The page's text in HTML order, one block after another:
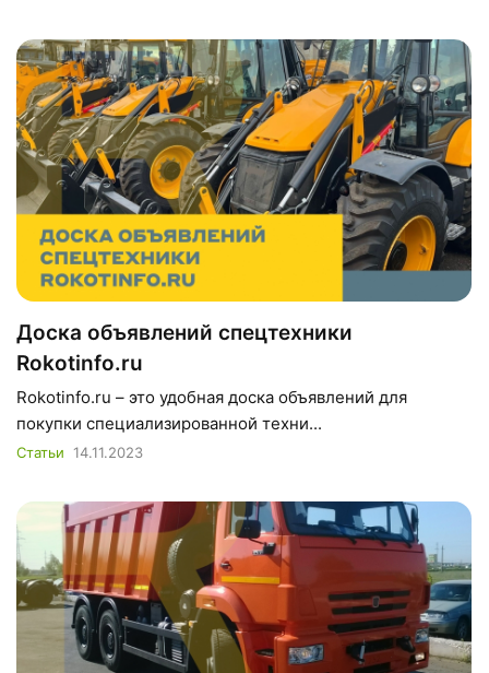
Доска объявлений спецтехники
Rokotinfo.ru
Rokotinfo.ru – это удобная доска объявлений для
покупки специализированной техни...
Статьи 14.11.2023